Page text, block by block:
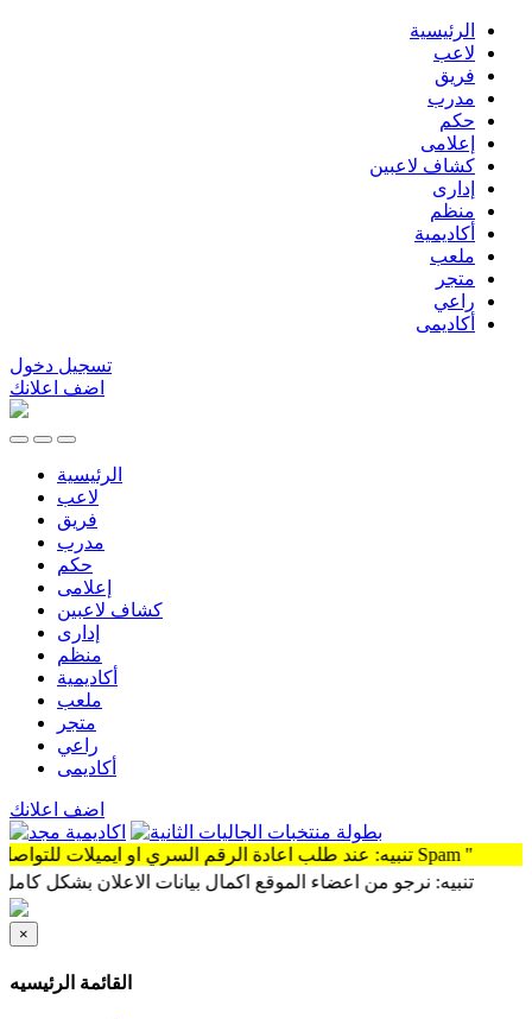
الرئيسية
لاعب
فريق
مدرب
حكم
إعلامى
كشاف لاعبين
إدارى
منظم
أكاديمية
ملعب
متجر
راعي
أكاديمى
تسجيل دخول
اضف اعلانك
الرئيسية
لاعب
فريق
مدرب
حكم
إعلامى
كشاف لاعبين
إدارى
منظم
أكاديمية
ملعب
متجر
راعي
أكاديمى
اضف اعلانك
تنبيه: عند طلب اعادة الرقم السري او ايميلات للتواصل سوف توجد الرساله Spam "
تنبيه: نرجو من اعضاء الموقع اكمال بيانات الاعلان بشكل كامل
×
القائمة الرئيسيه